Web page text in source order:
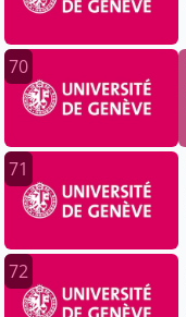
70
71
72